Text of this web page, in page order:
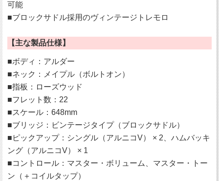
可能
■ブロックサドル採用のヴィンテージトレモロ
【主な製品仕様】
■ボディ：アルダー
■ネック：メイプル（ボルトオン）
■指板：ローズウッド
■フレット数：22
■スケール：648mm
■ブリッジ：ビンテージタイプ（ブロックサドル）
■ピックアップ：シングル（アルニコV） × 2、ハムバッキ
ング（アルニコV） × 1
■コントロール：マスター・ボリューム、マスター・トー
ン（＋コイルタップ）